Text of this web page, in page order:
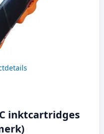
inktcartridges